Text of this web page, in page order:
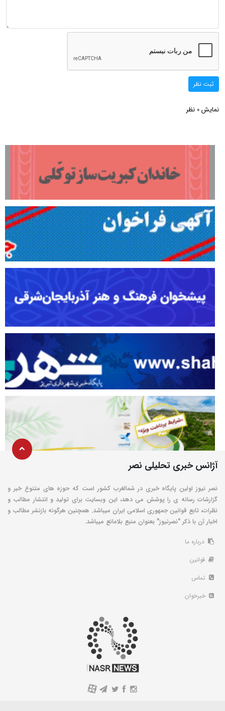
ثبت نظر
نمایش 0 نظر
آژانس خبری تحلیلی نصر
نصر نیوز اولین پایگاه خبری در شمالغرب کشور است که حوزه های متنوع خبر و
گزارشات رسانه ی را پوشش می دهد، این وبسایت برای تولید و انتشار مطالب و
نظرات، تابع قوانین جمهوری اسلامی ایران میباشد. همچنین هرگونه بازنشر مطالب و
اخبار آن با ذکر "نصرنیوز" بعنوان منبع بلامانع میباشد.
درباره ما
قوانین
تماس
خبرخوان
A